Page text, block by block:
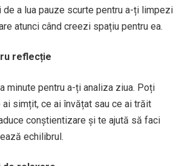
de a lua pauze scurte pentru a-ți limpezi
atunci când creezi spațiu pentru ea.
reflecție
minute pentru a-ți analiza ziua. Poți
ai simțit, ce ai învățat sau ce ai trăit
conștientizare și te ajută să faci
echilibrul.